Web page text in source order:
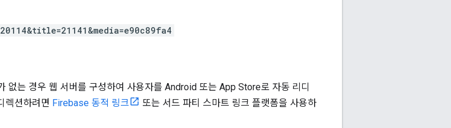
없는 경우 웹 서버를 구성하여 사용자를 Android 또는 App Store로 자동 리디
렉션하려면 Firebase 동적 링크
또는 서드 파티 스마트 링크 플랫폼을 사용하